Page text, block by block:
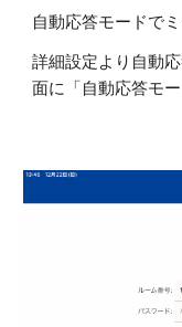
自動応答モードで
詳細設定より自動
面に「自動応答モ